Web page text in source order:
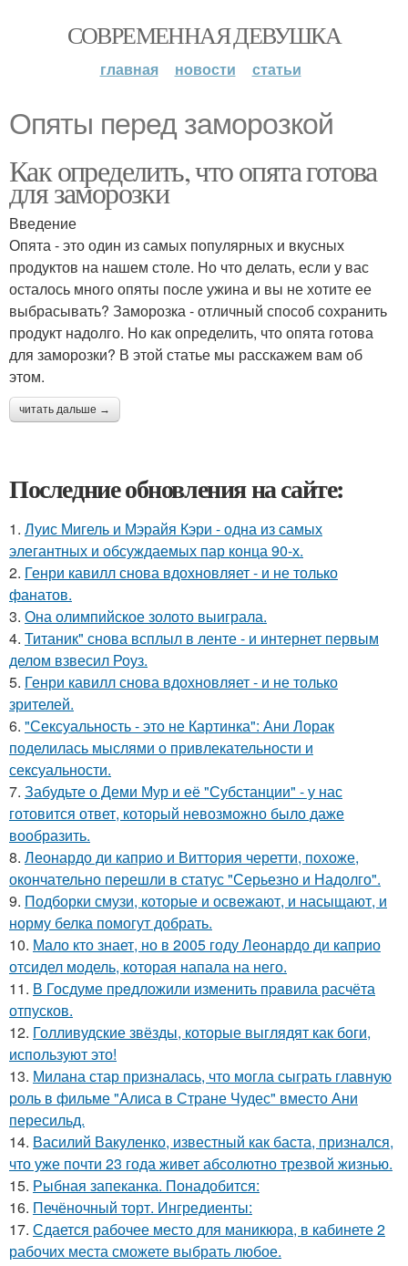
СОВРЕМЕННАЯ ДЕВУШКА
главная новости статьи
Опяты перед заморозкой
Как определить, что опята готова
для заморозки
Введение
Опята - это один из самых популярных и вкусных
продуктов на нашем столе. Но что делать, если у вас
осталось много опяты после ужина и вы не хотите ее
выбрасывать? Заморозка - отличный способ сохранить
продукт надолго. Но как определить, что опята готова
для заморозки? В этой статье мы расскажем вам об
этом.
читать дальше →
Последние обновления на сайте:
1. Луис Мигель и Мэрайя Кэри - одна из самых
элегантных и обсуждаемых пар конца 90-х.
2. Генри кавилл снова вдохновляет - и не только
фанатов.
3. Она олимпийское золото выиграла.
4. Титаник" снова всплыл в ленте - и интернет первым
делом взвесил Роуз.
5. Генри кавилл снова вдохновляет - и не только
зрителей.
6. "Сексуальность - это не Картинка": Ани Лорак
поделилась мыслями о привлекательности и
сексуальности.
7. Забудьте о Деми Мур и её "Субстанции" - у нас
готовится ответ, который невозможно было даже
вообразить.
8. Леонардо ди каприо и Виттория черетти, похоже,
окончательно перешли в статус "Серьезно и Надолго".
9. Подборки смузи, которые и освежают, и насыщают, и
норму белка помогут добрать.
10. Мало кто знает, но в 2005 году Леонардо ди каприо
отсидел модель, которая напала на него.
11. В Госдуме пpeдложили изменить пpaвила расчёта
отпусков.
12. Голливудские звёзды, которые выглядят как боги,
используют это!
13. Милана стар призналась, что могла сыграть главную
роль в фильме "Алиса в Стране Чудес" вместо Ани
пересильд.
14. Василий Вакуленко, известный как баста, признался,
что уже почти 23 года живет абсолютно трезвой жизнью.
15. Рыбная запеканка. Понадобится:
16. Печёночный торт. Ингредиенты:
17. Сдается рабочее место для маникюра, в кабинете 2
рабочих места сможете выбрать любое.